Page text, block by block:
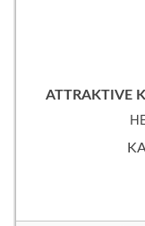
ATTRAKTIVE